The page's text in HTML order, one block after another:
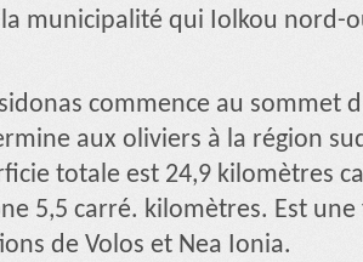
municipalité qui Iolkou nord-
commence au sommet
aux oliviers à la région
totale est 24,9 kilomètres
5,5 carré. kilomètres. Est
de Volos et Nea Ionia.